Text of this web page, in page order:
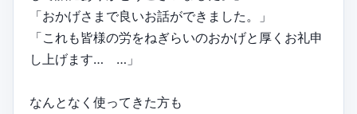
「おかげさまで良いお話ができました。」
「これも皆様の労をねぎらいのおかげと厚くお礼申
し上げます… …」
なんとなく使ってきた方も